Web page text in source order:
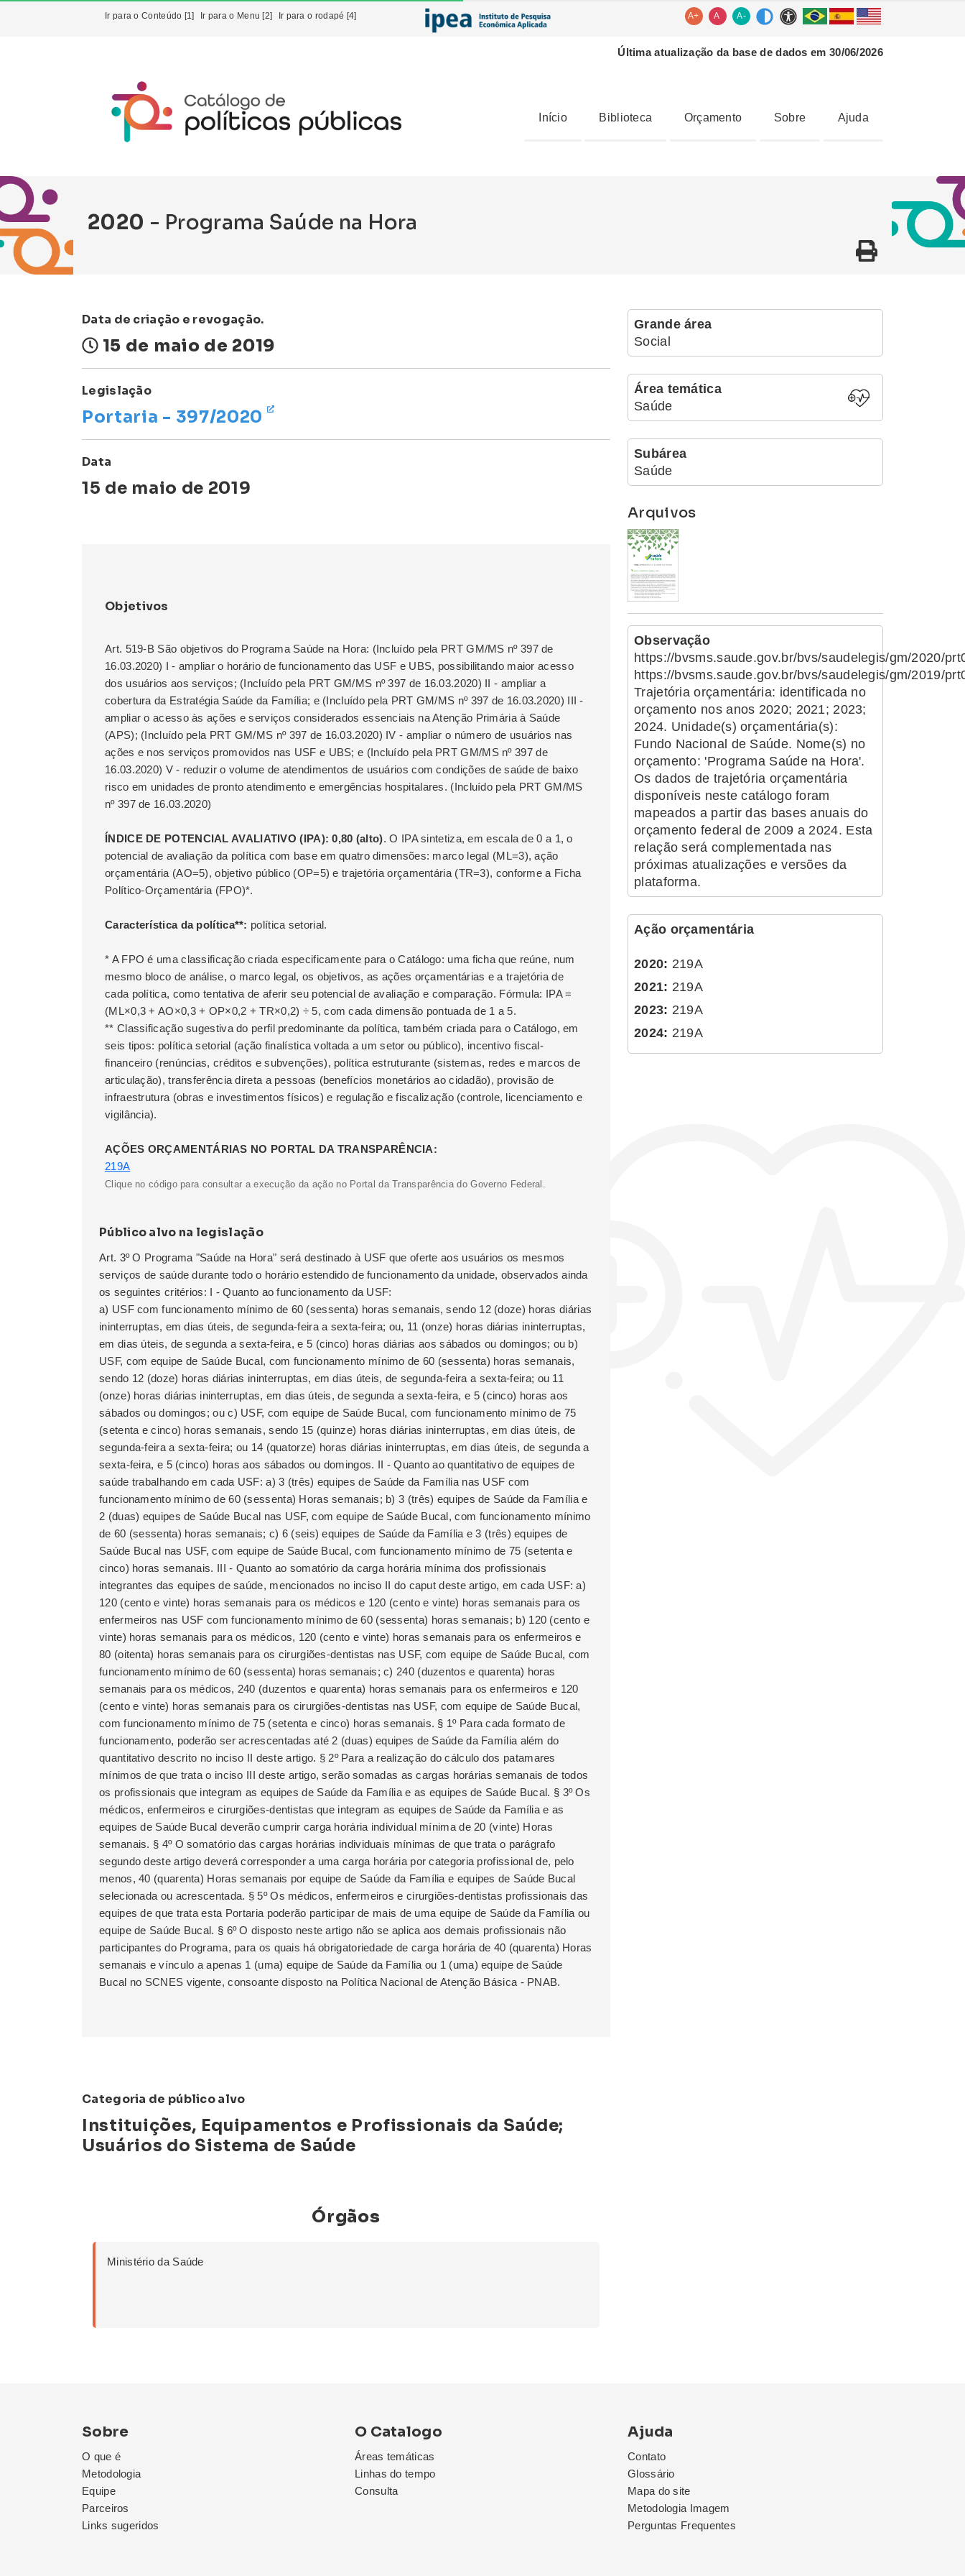
Ir para o Conteúdo [1] Ir para o Menu [2] Ir para o rodapé [4] A+ A A-
Última atualização da base de dados em 30/06/2026
Início Biblioteca Orçamento Sobre Ajuda
2020 - Programa Saúde na Hora
Data de criação e revogação.
15 de maio de 2019
Legislação
Portaria - 397/2020
Data
15 de maio de 2019
Objetivos
Art. 519-B São objetivos do Programa Saúde na Hora: (Incluído pela PRT GM/MS nº 397 de
16.03.2020) I - ampliar o horário de funcionamento das USF e UBS, possibilitando maior acesso
dos usuários aos serviços; (Incluído pela PRT GM/MS nº 397 de 16.03.2020) II - ampliar a
cobertura da Estratégia Saúde da Família; e (Incluído pela PRT GM/MS nº 397 de 16.03.2020) III -
ampliar o acesso às ações e serviços considerados essenciais na Atenção Primária à Saúde
(APS); (Incluído pela PRT GM/MS nº 397 de 16.03.2020) IV - ampliar o número de usuários nas
ações e nos serviços promovidos nas USF e UBS; e (Incluído pela PRT GM/MS nº 397 de
16.03.2020) V - reduzir o volume de atendimentos de usuários com condições de saúde de baixo
risco em unidades de pronto atendimento e emergências hospitalares. (Incluído pela PRT GM/MS
nº 397 de 16.03.2020)
ÍNDICE DE POTENCIAL AVALIATIVO (IPA): 0,80 (alto). O IPA sintetiza, em escala de 0 a 1, o
potencial de avaliação da política com base em quatro dimensões: marco legal (ML=3), ação
orçamentária (AO=5), objetivo público (OP=5) e trajetória orçamentária (TR=3), conforme a Ficha
Político-Orçamentária (FPO)*.
Característica da política**: política setorial.
* A FPO é uma classificação criada especificamente para o Catálogo: uma ficha que reúne, num
mesmo bloco de análise, o marco legal, os objetivos, as ações orçamentárias e a trajetória de
cada política, como tentativa de aferir seu potencial de avaliação e comparação. Fórmula: IPA =
(ML×0,3 + AO×0,3 + OP×0,2 + TR×0,2) ÷ 5, com cada dimensão pontuada de 1 a 5.
** Classificação sugestiva do perfil predominante da política, também criada para o Catálogo, em
seis tipos: política setorial (ação finalística voltada a um setor ou público), incentivo fiscal-
financeiro (renúncias, créditos e subvenções), política estruturante (sistemas, redes e marcos de
articulação), transferência direta a pessoas (benefícios monetários ao cidadão), provisão de
infraestrutura (obras e investimentos físicos) e regulação e fiscalização (controle, licenciamento e
vigilância).
AÇÕES ORÇAMENTÁRIAS NO PORTAL DA TRANSPARÊNCIA:
219A
Clique no código para consultar a execução da ação no Portal da Transparência do Governo Federal.
Público alvo na legislação
Art. 3º O Programa "Saúde na Hora" será destinado à USF que oferte aos usuários os mesmos
serviços de saúde durante todo o horário estendido de funcionamento da unidade, observados ainda
os seguintes critérios: I - Quanto ao funcionamento da USF:
a) USF com funcionamento mínimo de 60 (sessenta) horas semanais, sendo 12 (doze) horas diárias
ininterruptas, em dias úteis, de segunda-feira a sexta-feira; ou, 11 (onze) horas diárias ininterruptas,
em dias úteis, de segunda a sexta-feira, e 5 (cinco) horas diárias aos sábados ou domingos; ou b)
USF, com equipe de Saúde Bucal, com funcionamento mínimo de 60 (sessenta) horas semanais,
sendo 12 (doze) horas diárias ininterruptas, em dias úteis, de segunda-feira a sexta-feira; ou 11
(onze) horas diárias ininterruptas, em dias úteis, de segunda a sexta-feira, e 5 (cinco) horas aos
sábados ou domingos; ou c) USF, com equipe de Saúde Bucal, com funcionamento mínimo de 75
(setenta e cinco) horas semanais, sendo 15 (quinze) horas diárias ininterruptas, em dias úteis, de
segunda-feira a sexta-feira; ou 14 (quatorze) horas diárias ininterruptas, em dias úteis, de segunda a
sexta-feira, e 5 (cinco) horas aos sábados ou domingos. II - Quanto ao quantitativo de equipes de
saúde trabalhando em cada USF: a) 3 (três) equipes de Saúde da Família nas USF com
funcionamento mínimo de 60 (sessenta) Horas semanais; b) 3 (três) equipes de Saúde da Família e
2 (duas) equipes de Saúde Bucal nas USF, com equipe de Saúde Bucal, com funcionamento mínimo
de 60 (sessenta) horas semanais; c) 6 (seis) equipes de Saúde da Família e 3 (três) equipes de
Saúde Bucal nas USF, com equipe de Saúde Bucal, com funcionamento mínimo de 75 (setenta e
cinco) horas semanais. III - Quanto ao somatório da carga horária mínima dos profissionais
integrantes das equipes de saúde, mencionados no inciso II do caput deste artigo, em cada USF: a)
120 (cento e vinte) horas semanais para os médicos e 120 (cento e vinte) horas semanais para os
enfermeiros nas USF com funcionamento mínimo de 60 (sessenta) horas semanais; b) 120 (cento e
vinte) horas semanais para os médicos, 120 (cento e vinte) horas semanais para os enfermeiros e
80 (oitenta) horas semanais para os cirurgiões-dentistas nas USF, com equipe de Saúde Bucal, com
funcionamento mínimo de 60 (sessenta) horas semanais; c) 240 (duzentos e quarenta) horas
semanais para os médicos, 240 (duzentos e quarenta) horas semanais para os enfermeiros e 120
(cento e vinte) horas semanais para os cirurgiões-dentistas nas USF, com equipe de Saúde Bucal,
com funcionamento mínimo de 75 (setenta e cinco) horas semanais. § 1º Para cada formato de
funcionamento, poderão ser acrescentadas até 2 (duas) equipes de Saúde da Família além do
quantitativo descrito no inciso II deste artigo. § 2º Para a realização do cálculo dos patamares
mínimos de que trata o inciso III deste artigo, serão somadas as cargas horárias semanais de todos
os profissionais que integram as equipes de Saúde da Família e as equipes de Saúde Bucal. § 3º Os
médicos, enfermeiros e cirurgiões-dentistas que integram as equipes de Saúde da Família e as
equipes de Saúde Bucal deverão cumprir carga horária individual mínima de 20 (vinte) Horas
semanais. § 4º O somatório das cargas horárias individuais mínimas de que trata o parágrafo
segundo deste artigo deverá corresponder a uma carga horária por categoria profissional de, pelo
menos, 40 (quarenta) Horas semanais por equipe de Saúde da Família e equipes de Saúde Bucal
selecionada ou acrescentada. § 5º Os médicos, enfermeiros e cirurgiões-dentistas profissionais das
equipes de que trata esta Portaria poderão participar de mais de uma equipe de Saúde da Família ou
equipe de Saúde Bucal. § 6º O disposto neste artigo não se aplica aos demais profissionais não
participantes do Programa, para os quais há obrigatoriedade de carga horária de 40 (quarenta) Horas
semanais e vínculo a apenas 1 (uma) equipe de Saúde da Família ou 1 (uma) equipe de Saúde
Bucal no SCNES vigente, consoante disposto na Política Nacional de Atenção Básica - PNAB.
Categoria de público alvo
Instituições, Equipamentos e Profissionais da Saúde;
Usuários do Sistema de Saúde
Órgãos
Ministério da Saúde
Grande área
Social
Área temática
Saúde
Subárea
Saúde
Arquivos
Observação
https://bvsms.saude.gov.br/bvs/saudelegis/gm/2020/
https://bvsms.saude.gov.br/bvs/saudelegis/gm/2019/
Trajetória orçamentária: identificada no
orçamento nos anos 2020; 2021; 2023;
2024. Unidade(s) orçamentária(s):
Fundo Nacional de Saúde. Nome(s) no
orçamento: 'Programa Saúde na Hora'.
Os dados de trajetória orçamentária
disponíveis neste catálogo foram
mapeados a partir das bases anuais do
orçamento federal de 2009 a 2024. Esta
relação será complementada nas
próximas atualizações e versões da
plataforma.
Ação orçamentária
2020: 219A
2021: 219A
2023: 219A
2024: 219A
Sobre
O que é
Metodologia
Equipe
Parceiros
Links sugeridos
O Catalogo
Áreas temáticas
Linhas do tempo
Consulta
Ajuda
Contato
Glossário
Mapa do site
Metodologia Imagem
Perguntas Frequentes